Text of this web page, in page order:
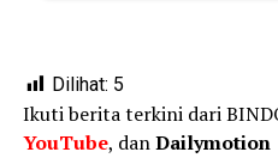
Dilihat: 5
Ikuti berita terkini dari
YouTube, danDailymotion